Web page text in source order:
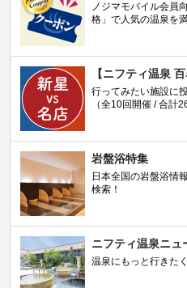
ノジマモバイル会員
格」で人気の温泉を
【ニフティ温泉
行ってみたい施設に
（全10回開催 / 合計
岩盤浴特集
日本全国の岩盤浴情
検索！
ニフティ温泉ニュ
温泉にもっと行きた